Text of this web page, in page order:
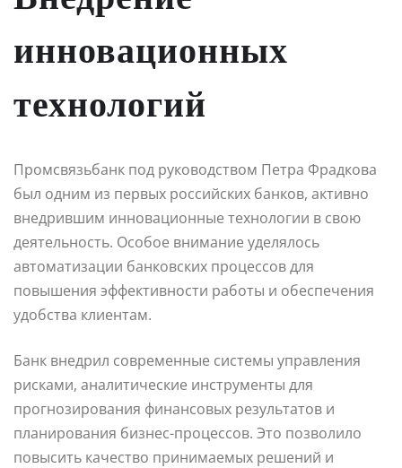
инновационных
технологий
Промсвязьбанк под руководством Петра Фрадкова
был одним из первых российских банков, активно
внедрившим инновационные технологии в свою
деятельность. Особое внимание уделялось
автоматизации банковских процессов для
повышения эффективности работы и обеспечения
удобства клиентам.
Банк внедрил современные системы управления
рисками, аналитические инструменты для
прогнозирования финансовых результатов и
планирования бизнес-процессов. Это позволило
повысить качество принимаемых решений и